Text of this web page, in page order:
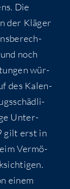
Die
der Klä­ger
noch
wür­
des Kalen­
Unter­
gilt erst in
Ver­mö­
einem